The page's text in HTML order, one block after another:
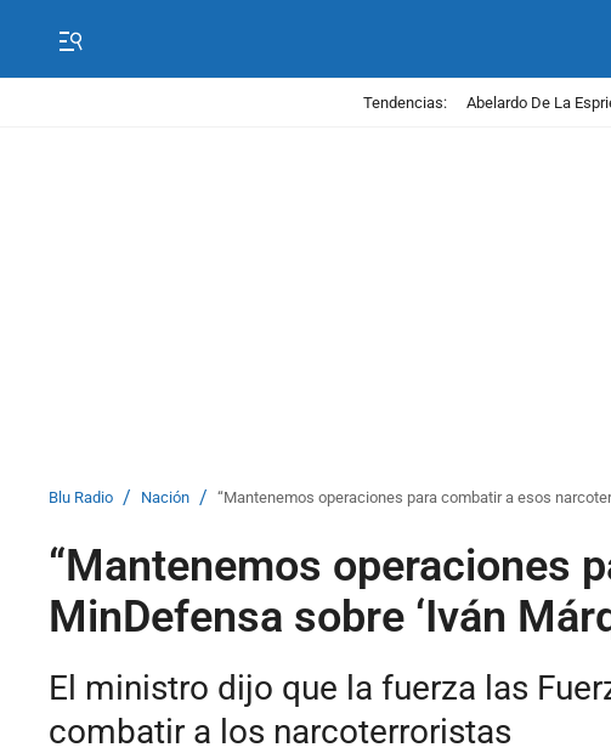
Tendencias: Abelardo De La
Blu Radio / Nación / “Mantenemos operaciones para combatir a esos
“Mantenemos operaciones
MinDefensa sobre ‘Iván
El ministro dijo que la fuerza las
combatir a los narcoterroristas